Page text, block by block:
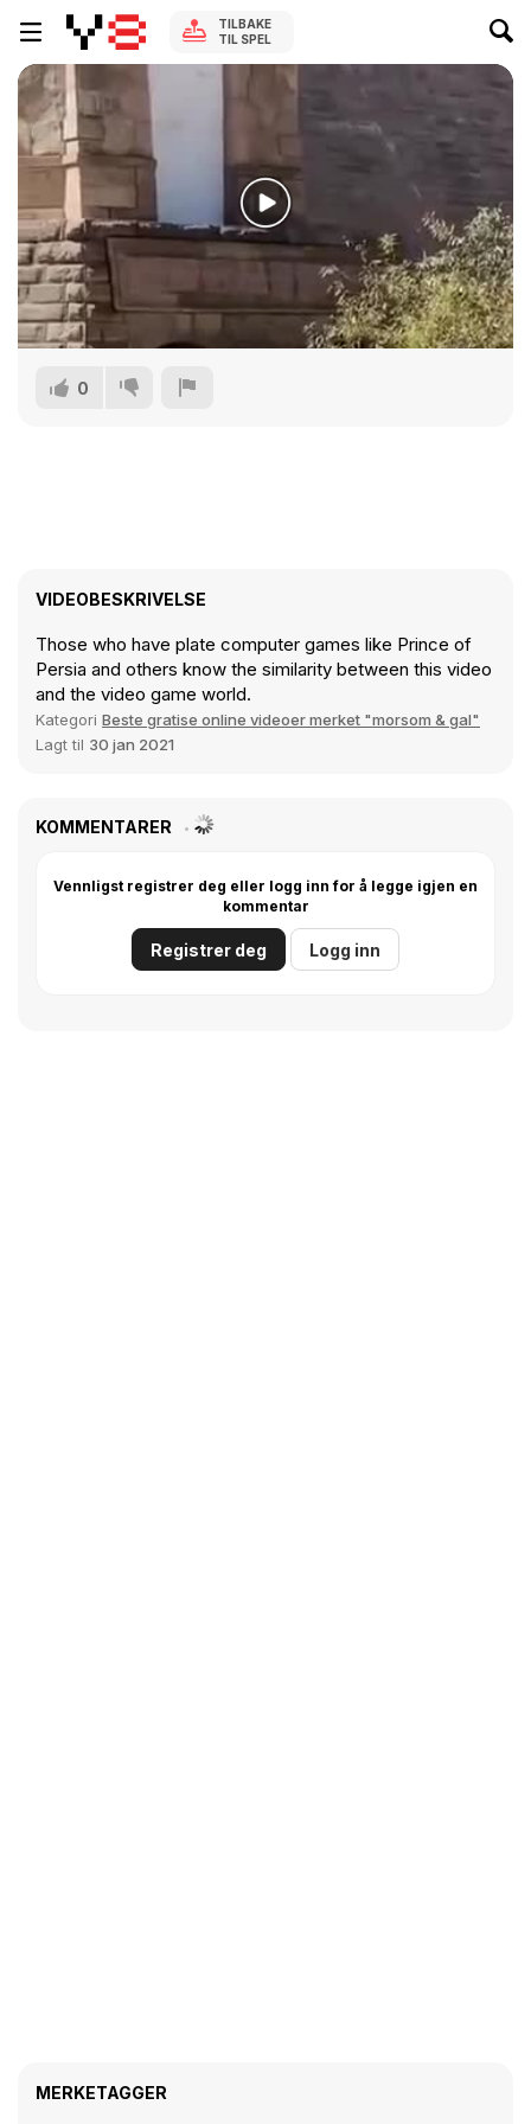
TILBAKE
TIL SPEL
0
VIDEOBESKRIVELSE
Those who have plate computer games like Prince of
Persia and others know the similarity between this video
and the video game world.
Kategori Beste gratise online videoer merket "morsom & gal"
Lagt til 30 jan 2021
KOMMENTARER
Vennligst registrer deg eller logg inn for å legge igjen en
kommentar
Registrer deg Logg inn
MERKETAGGER